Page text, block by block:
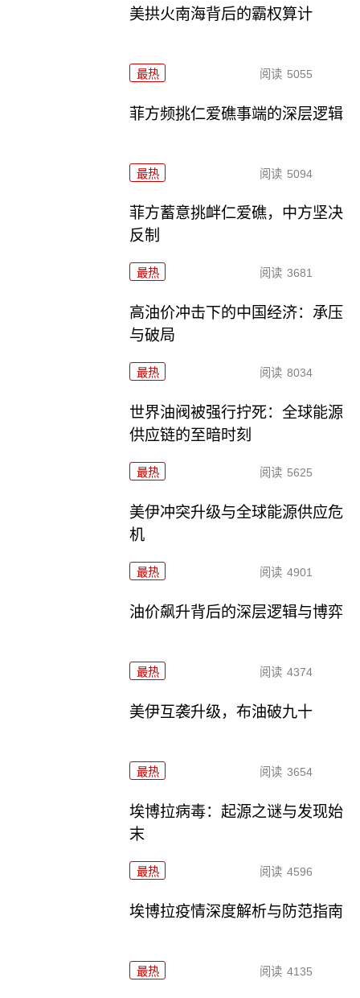
美拱火南海背后的霸权算计
最热 阅读 5055
菲方频挑仁爱礁事端的深层逻辑
最热 阅读 5094
菲方蓄意挑衅仁爱礁，中方坚决
反制
最热 阅读 3681
高油价冲击下的中国经济：承压
与破局
最热 阅读 8034
世界油阀被强行拧死：全球能源
供应链的至暗时刻
最热 阅读 5625
美伊冲突升级与全球能源供应危
机
最热 阅读 4901
油价飙升背后的深层逻辑与博弈
最热 阅读 4374
美伊互袭升级，布油破九十
最热 阅读 3654
埃博拉病毒：起源之谜与发现始
末
最热 阅读 4596
埃博拉疫情深度解析与防范指南
最热 阅读 4135